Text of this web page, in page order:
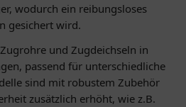
wodurch ein reibungsloses
gesichert wird.
und Zugdeichseln in
passend für unterschiedliche
sind mit robustem Zubehör
zusätzlich erhöht, wie z.B.